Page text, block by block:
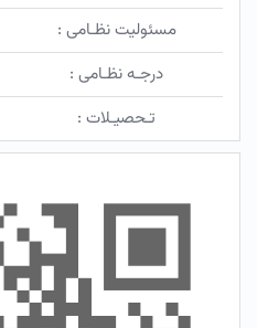
مسئولیت نظـامی :
درجـه نظـامی :
تـحصیـلات :